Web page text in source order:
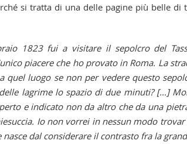
si tratta di una delle pagine più belle di
1823 fui a visitare il sepolcro del
piacere che ho provato in Roma. La
quel luogo se non per vedere questo
lagrime lo spazio di due minuti? […]
e indicato non da altro che da una
Io non vorrei in nessun modo
dal considerare il contrasto fra la